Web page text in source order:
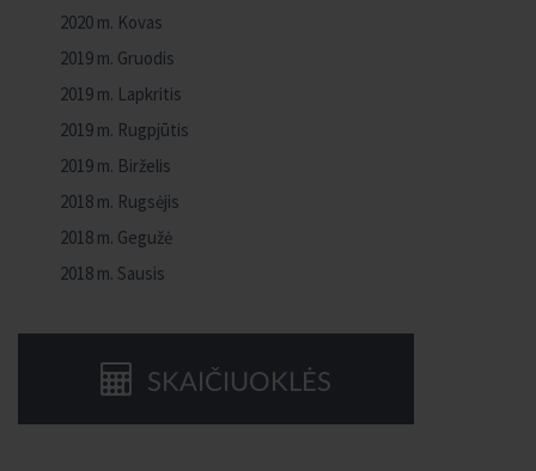
2020 m. Kovas
2019 m. Gruodis
2019 m. Lapkritis
2019 m. Rugpjūtis
2019 m. Birželis
2018 m. Rugsėjis
2018 m. Gegužė
2018 m. Sausis
SKAIČIUOKLĖS